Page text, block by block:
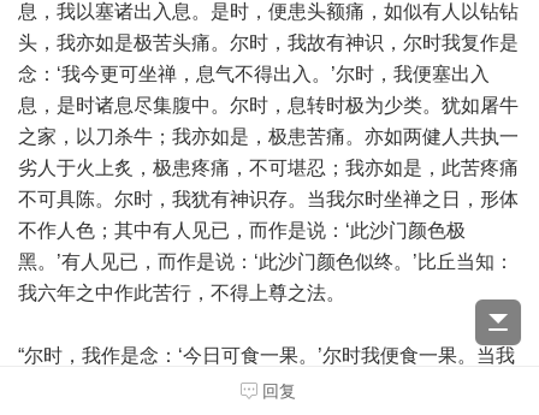
息，我以塞诸出入息。是时，便患头额痛，如似有人以钻钻
头，我亦如是极苦头痛。尔时，我故有神识，尔时我复作是
念：‘我今更可坐禅，息气不得出入。’尔时，我便塞出入
息，是时诸息尽集腹中。尔时，息转时极为少类。犹如屠牛
之家，以刀杀牛；我亦如是，极患苦痛。亦如两健人共执一
劣人于火上炙，极患疼痛，不可堪忍；我亦如是，此苦疼痛
不可具陈。尔时，我犹有神识存。当我尔时坐禅之日，形体
不作人色；其中有人见已，而作是说：‘此沙门颜色极
黑。’有人见已，而作是说：‘此沙门颜色似终。’比丘当知：
我六年之中作此苦行，不得上尊之法。
“尔时，我作是念：‘今日可食一果。’尔时我便食一果。当我
食一果之日，身形萎弱，不能自起居，如年百二十，骨节离
回复